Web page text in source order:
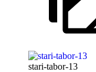
stari-tabor-13